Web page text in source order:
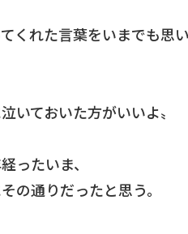
くれた言葉をいまでも思
いておいた方がいいよ〟
ったいま、
の通りだったと思う。